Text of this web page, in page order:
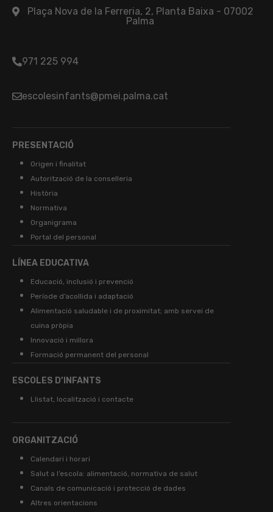
Plaça Nova de la Ferreria, 2, Planta Baixa - 07002
Palma
971 225 994
escolesinfants@pmei.palma.cat
PRESENTACIÓ
Origen i finalitat
Autorització de la conselleria
Història
Normativa
Organigrama
Portal del personal
LÍNEA EDUCATIVA
Educació, inclusió i prevenció
Període d’acollida i adaptació
Alimentació saludable i de proximitat; amb servei de
cuina pròpia
Innovació i millora
Formació permanent del personal
ESCOLES D’INFANTS
Llistat, localització i contacte
ORGANITZACIÓ
Calendari i horari
Salut a l’escola: alimentació, normativa de salut
Canals de comunicació i protecció de dades
Altres orientacions